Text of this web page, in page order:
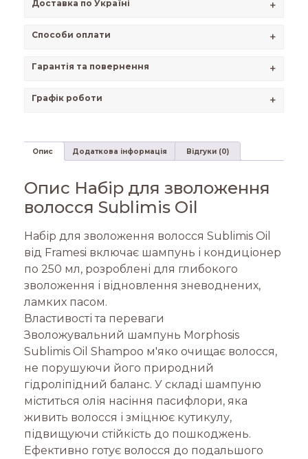
Доставка по Україні +
Способи оплати +
Гарантія та повернення +
Графік роботи +
Опис Додаткова інформація Відгуки (0)
Опис Набір для зволоження
волосся Sublimis Oil
Набір для зволоження волосся Sublimis Oil
від Framesi включає шампунь і кондиціонер
по 250 мл, розроблені для глибокого
зволоження і відновлення зневоднених,
ламких пасом.
Властивості та переваги
Зволожувальний шампунь Morphosis
Sublimis Oil Shampoo м'яко очищає волосся,
не порушуючи його природний
гідроліпідний баланс. У складі шампуню
міститься олія насіння пасифлори, яка
живить волосся і зміцнює кутикулу,
підвищуючи стійкість до пошкоджень.
Ефективно готує волосся до подальшого